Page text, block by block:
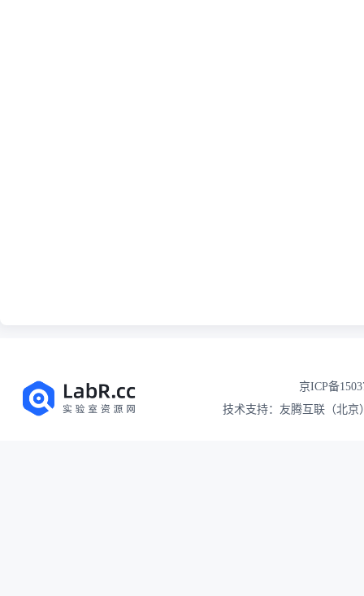
京ICP备
技术支持：友腾互联（北京